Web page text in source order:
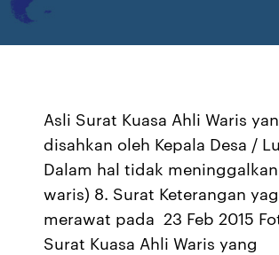
Asli Surat Kuasa Ahli Waris
disahkan oleh Kepala Desa /
Dalam hal tidak
waris) 8. Surat Keterangan
merawat pada 23 Feb 2015
Surat Kuasa Ahli Waris yang